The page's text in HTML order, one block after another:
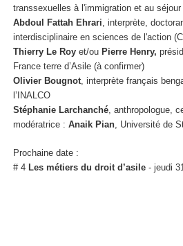
transsexuelles à l'immigration et au séjour
Abdoul Fattah Ehrari, interprète,
interdisciplinaire en sciences de l'action
Thierry Le Roy et/ou Pierre Henry,
France terre d’Asile (à confirmer)
Olivier Bougnot, interprète français
l’INALCO
Stéphanie Larchanché, anthropologue,
modératrice : Anaik Pian, Université de
Prochaine date :
# 4 Les métiers du droit d’asile - jeudi